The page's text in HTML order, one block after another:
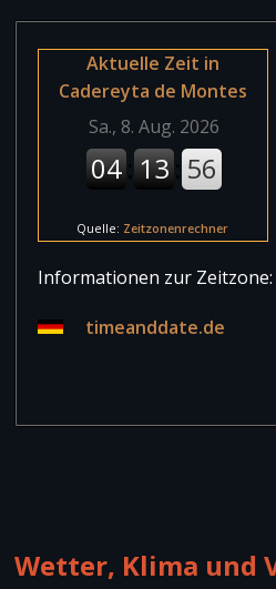
Aktuelle Zeit in
Cadereyta de Montes
Quelle: Zeitzonenrechner
Informationen zur Zeitzone:
timeanddate.de
Wetter, Klima und